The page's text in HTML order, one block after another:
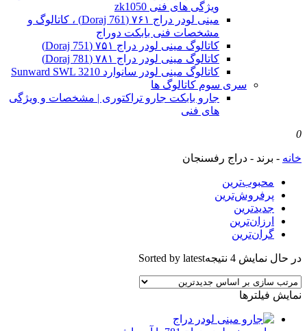
ویژگی های فنی zk1050
مینی لودر دراج ۷۶۱ (Doraj 761) ، کاتالوگ و
مشخصات فنی بابکت دوراج
کاتالوگ مینی لودر دراج ۷۵۱ (Doraj 751)
کاتالوگ مینی لودر دراج ۷۸۱ (Doraj 781)
کاتالوگ مینی لودر سانوارد Sunward SWL 3210
سری سوم کاتالوگ ها
جارو بابکت جارو تراکتوری | مشخصات و ویژگی
های فنی
0
خانه - برند - دراج رفسنجان
محبوب‌ترین
پرفروش‌ترین
جدیدترین
ارزان‌ترین
گران‌ترین
در حال نمایش 4 نتیجه Sorted by latest
نمایش فیلترها